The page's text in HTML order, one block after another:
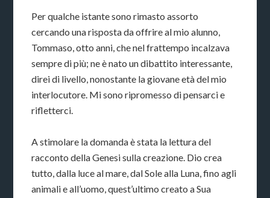
Per qualche istante sono rimasto assorto
cercando una risposta da offrire al mio alunno,
Tommaso, otto anni, che nel frattempo incalzava
sempre di più; ne è nato un dibattito interessante,
direi di livello, nonostante la giovane età del mio
interlocutore. Mi sono ripromesso di pensarci e
rifletterci.
A stimolare la domanda è stata la lettura del
racconto della Genesi sulla creazione. Dio crea
tutto, dalla luce al mare, dal Sole alla Luna, fino agli
animali e all’uomo, quest’ultimo creato a Sua